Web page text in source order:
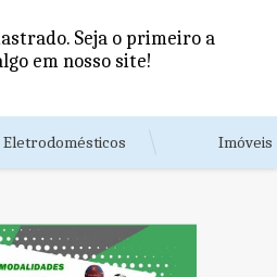
Seja o primeiro a
em nosso site!
Eletrodomésticos Imóveis